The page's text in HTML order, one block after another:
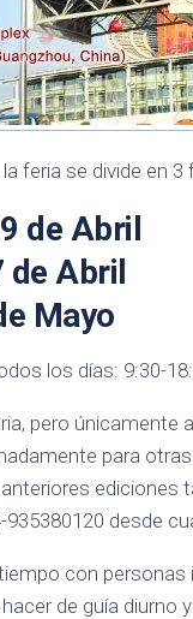
feria se divide en 3
de Abril
de Abril
Mayo
los días: 9:30-
pero únicamente
para
ediciones
935380120 desde
con
de guía